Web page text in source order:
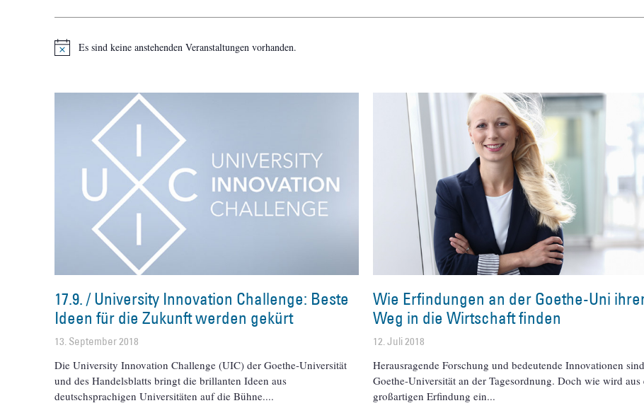
HinweisEs sind keine anstehenden Veranstaltungen vorhanden.
17.9. / University Innovation Challenge: Beste
Ideen für die Zukunft werden gekürt
13. September 2018
Die University Innovation Challenge (UIC) der Goethe-Universität
und des Handelsblatts bringt die brillanten Ideen aus
deutschsprachigen Universitäten auf die Bühne.
Wie Erfindungen an der Goethe-Uni
Weg in die Wirtschaft finden
12. Juli 2018
Herausragende Forschung und bedeutende Innovationen
Goethe-Universität an der Tagesordnung. Doch wie wird aus
großartigen Erfindung ein